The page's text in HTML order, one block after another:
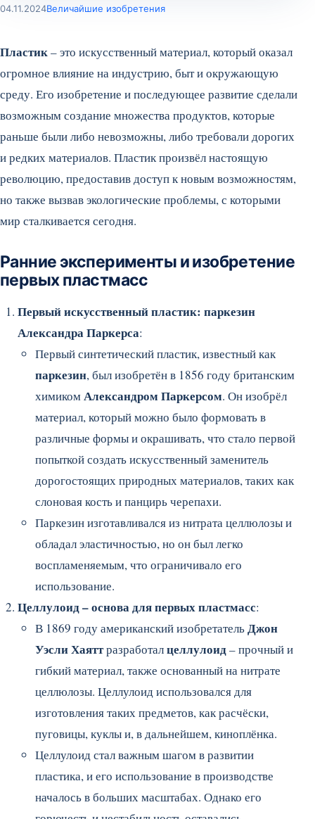
04.11.2024Величайшие изобретения
Пластик– это искусственный материал, который оказал
огромное влияние на индустрию, быт и окружающую
среду. Его изобретение и последующее развитие сделали
возможным создание множества продуктов, которые
раньше были либо невозможны, либо требовали дорогих
и редких материалов. Пластик произвёл настоящую
революцию, предоставив доступ к новым возможностям,
но также вызвав экологические проблемы, с которыми
мир сталкивается сегодня.
Ранние эксперименты и изобретение
первых пластмасс
Первый искусственный пластик: паркезин
Александра Паркерса:
Первый синтетический пластик, известный как
паркезин, был изобретён в 1856 году британским
химикомАлександром Паркерсом. Он изобрёл
материал, который можно было формовать в
различные формы и окрашивать, что стало первой
попыткой создать искусственный заменитель
дорогостоящих природных материалов, таких как
слоновая кость и панцирь черепахи.
Паркезин изготавливался из нитрата целлюлозы и
обладал эластичностью, но он был легко
воспламеняемым, что ограничивало его
использование.
Целлулоид – основа для первых пластмасс:
В 1869 году американский изобретательДжон
Уэсли Хаяттразработалцеллулоид– прочный и
гибкий материал, также основанный на нитрате
целлюлозы. Целлулоид использовался для
изготовления таких предметов, как расчёски,
пуговицы, куклы и, в дальнейшем, киноплёнка.
Целлулоид стал важным шагом в развитии
пластика, и его использование в производстве
началось в больших масштабах. Однако его